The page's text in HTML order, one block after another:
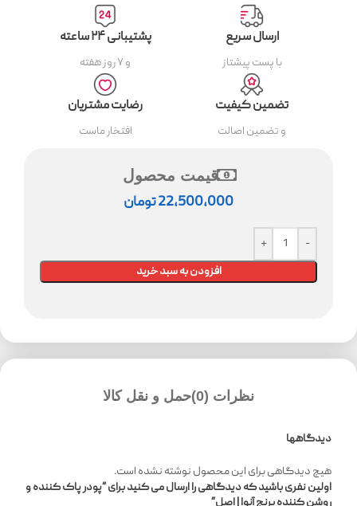
ارسال سریع
با پست پیشتاز
پشتیبانی ۲۴ ساعته
و ۷ روز هفته
تضمین کیفیت
و تضمین اصالت
رضایت مشتریان
افتخار ماست
قیمت محصول
22,500,000تومان
افزودن به سبد خرید
نظرات (0) حمل و نقل کالا
دیدگاهها
هیچ دیدگاهی برای این محصول نوشته نشده است.
اولین نفری باشید که دیدگاهی را ارسال می کنید برای “پودر پاک کننده و